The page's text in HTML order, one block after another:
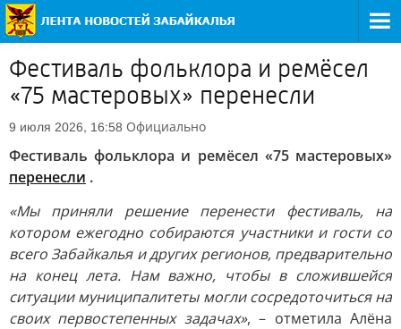
Фестиваль фольклора и ремёсел
«75 мастеровых» перенесли
9 июля 2026, 16:58 Официально
Фестиваль фольклора и ремёсел «75 мастеровых»
перенесли .
«Мы приняли решение перенести фестиваль, на
котором ежегодно собираются участники и гости со
всего Забайкалья и других регионов, предварительно
на конец лета. Нам важно, чтобы в сложившейся
ситуации муниципалитеты могли сосредоточиться на
своих первостепенных задачах», – отметила Алёна